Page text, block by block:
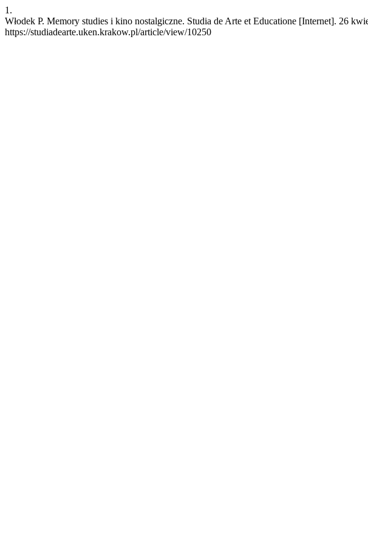
1.
Włodek P. Memory studies i kino nostalgiczne. Studia de Arte et Educatione [Internet]. 26
https://studiadearte.uken.krakow.pl/article/view/10250